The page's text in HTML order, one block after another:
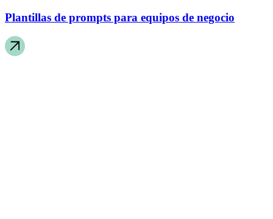
Plantillas de prompts para equipos de negocio